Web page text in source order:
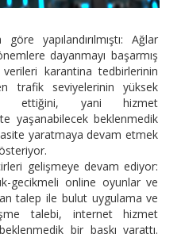
yapılandırılmıştı: Ağlar
dayanmayı başarmış
karantina tedbirlerinin
trafik seviyelerinin yüksek
ettiğini, yani hizmet
yaşanabilecek beklenmedik
yaratmaya devam etmek
gelişmeye devam ediyor:
gecikmeli online oyunlar ve
talep ile bulut uygulama ve
talebi, internet hizmet
beklenmedik bir baskı yarattı.